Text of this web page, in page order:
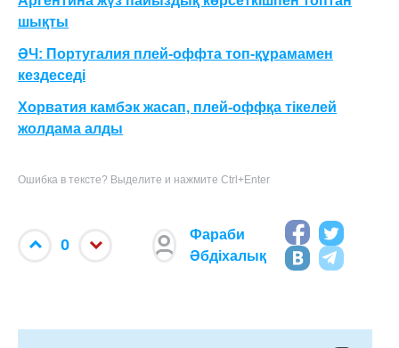
шықты
ӘЧ: Португалия плей-оффта топ-құрамамен
кездеседі
Хорватия камбэк жасап, плей-оффқа тікелей
жолдама алды
Ошибка в тексте? Выделите и нажмите Ctrl+Enter
0
Фараби
Әбдіхалық